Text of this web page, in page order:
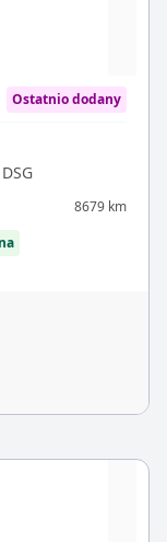
Ostatnio dodany
8679 km